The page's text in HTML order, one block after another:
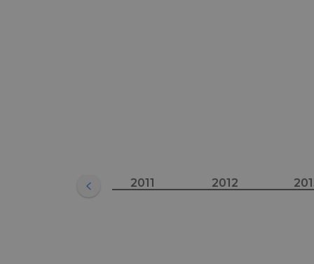
2011 2012